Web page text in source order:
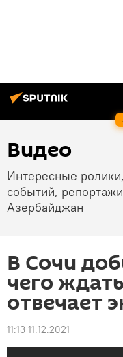
Видео
Интересные
событий,
Азербайджан
В Сочи
чего
отвечает
11:13 11.12.2021